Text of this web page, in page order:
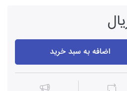
اضافه به سبد خرید